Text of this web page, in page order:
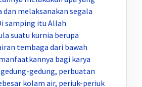
dan melaksanakan segala
samping itu Allah
suatu kurnia berupa
tembaga dari bawah
bagi karya
gedung, perbuatan
kolam air, periuk-periuk